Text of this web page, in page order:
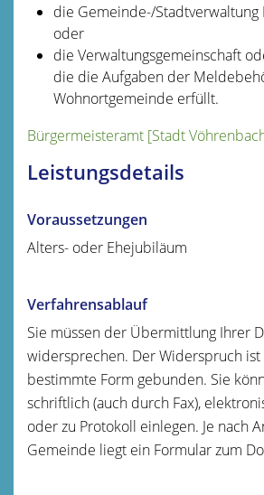
die Gemeinde-/Stadtverwaltung
oder
die Verwaltungsgemeinschaft
die die Aufgaben der
Wohnortgemeinde erfüllt.
Bürgermeisteramt [Stadt
Leistungsdetails
Voraussetzungen
Alters- oder Ehejubiläum
Verfahrensablauf
Sie müssen der Übermittlung Ihrer
widersprechen. Der Widerspruch ist
bestimmte Form gebunden. Sie
schriftlich (auch durch Fax),
oder zu Protokoll einlegen. Je nach
Gemeinde liegt ein Formular zum